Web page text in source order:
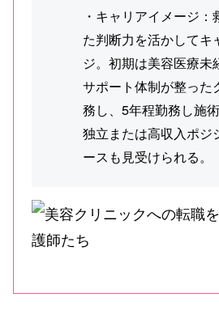
・キャリアイメージ
た判断力を活かしてキ
ジ。初期は美容医療未
サポート体制が整った
務し、5年程勤務し施
独立または高収入ポジ
ースも見受けられる。